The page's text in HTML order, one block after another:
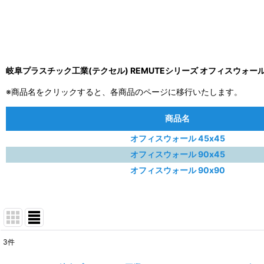
岐阜プラスチック工業(テクセル) REMUTEシリーズ オフィスウォー
※商品名をクリックすると、各商品のページに移行いたします。
商品名
オフィスウォール 45x45
オフィスウォール 90x45
オフィスウォール 90x90
3件